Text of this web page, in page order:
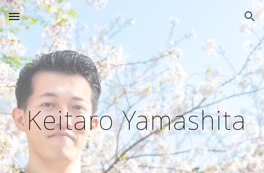
Skip to main content Skip to navigation
Keitaro Yamashita